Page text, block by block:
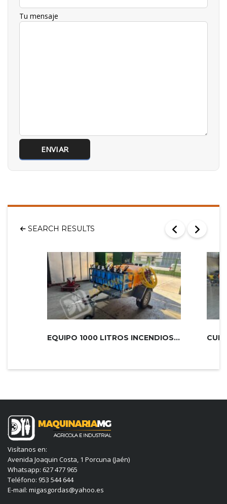
Tu mensaje
SEARCH RESULTS
EQUIPO 1000 LITROS INCENDIOS PLUS 2...
Visítanos en:
Avenida Joaquin Costa, 1 Porcuna (Jaén)
Whatsapp: 627 477 965
Teléfono: 953 544 644
E-mail: migasgordas@yahoo.es